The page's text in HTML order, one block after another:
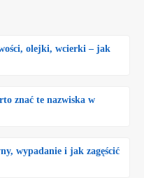
olejki, wcierki – jak
znać te nazwiska w
wypadanie i jak zagęścić